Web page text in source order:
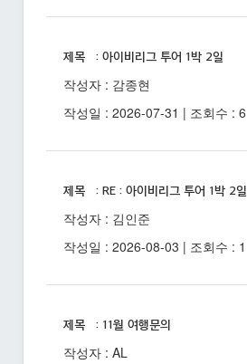
제목 : 아이비리그 투어 1박 2일
작성자 : 감종현
작성일 : 2026-07-31 | 조회수 : 6
제목 : RE : 아이비리그 투어 1박 2일
작성자 : 김인준
작성일 : 2026-08-03 | 조회수 : 1
제목 : 11월 여행문의
작성자 : AL